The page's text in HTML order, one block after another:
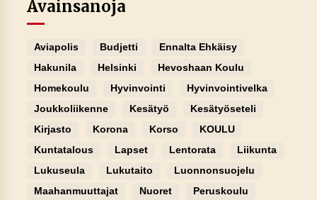
Avainsanoja
Aviapolis Budjetti
Ennalta Ehkäisy
Hakunila
Helsinki
Hevoshaan Koulu
Homekoulu
Hyvinvointi
Hyvinvointivelka
Joukkoliikenne
Kesätyö
Kesätyöseteli
Kirjasto
Korona Korso
KOULU
Kuntatalous
Lapset Lentorata
Liikunta
Lukuseula
Lukutaito
Luonnonsuojelu
Maahanmuuttajat
Nuoret
Peruskoulu